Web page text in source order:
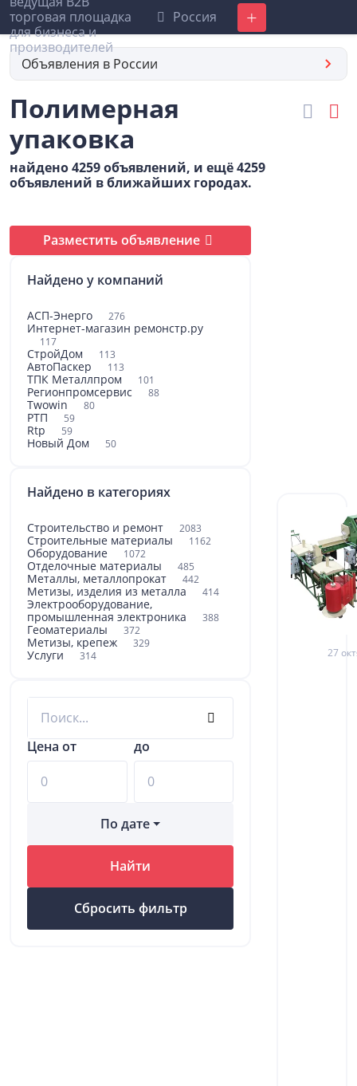
Россия Добавить
Объявления в России
Полимерная
упаковка
найдено 4259 объявлений, и ещё 4259
объявлений в ближайших городах.
Разместить объявление
Найдено у компаний
АСП-Энерго 276
Интернет-магазин ремонстр.ру
117
СтройДом 113
АвтоПаскер 113
ТПК Металлпром 101
Регионпромсервис 88
Twowin 80
РТП 59
Rtp 59
Новый Дом 50
Найдено в категориях
Строительство и ремонт 2083
Строительные материалы 1162
Оборудование 1072
Отделочные материалы 485
Металлы, металлопрокат 442
Метизы, изделия из металла 414
Электрооборудование,
промышленная электроника
388
Геоматериалы 372
Метизы, крепеж 329
Услуги 314
Цена от до
По дате
Найти
Сбросить фильтр
27